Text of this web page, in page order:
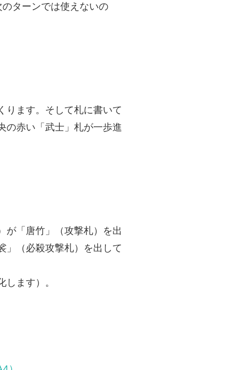
ターンでは使えないの
ります。そして札に書いて
の赤い「武士」札が一歩進
が「唐竹」（攻撃札）を出
」（必殺攻撃札）を出して
ます）。